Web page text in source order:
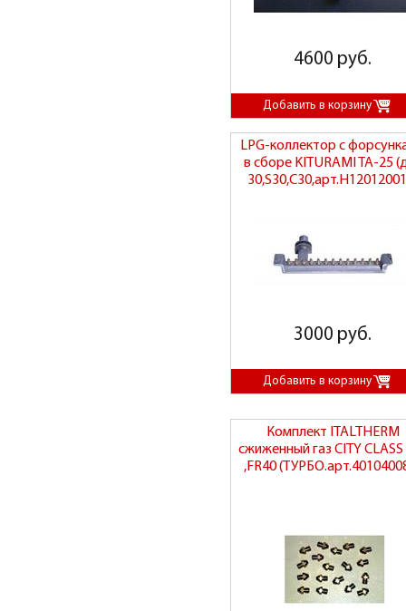
4600 руб.
LPG-коллектор с
в сборе KITURAMI TA-25
3000 руб.
Комплект ITALTHERM
сжиженный газ CITY CLASS
,FR40